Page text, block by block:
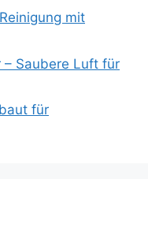
mit
– Saubere Luft für
für